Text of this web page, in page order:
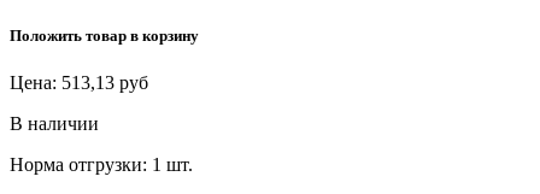
Положить товар в корзину
Цена: 513,13 руб
В наличии
Норма отгрузки: 1 шт.